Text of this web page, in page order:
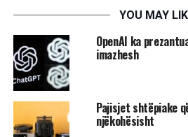
RELATED TOPICS:
APLIKACIONI
Porsche prezanton drejtuesin e
YOU MAY
OpenAI ka
imazhesh
Pajisjet shtëpiake
njëkohësisht